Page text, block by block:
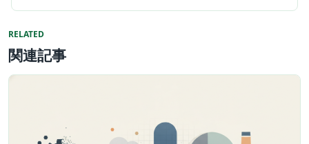
RELATED
関連記事